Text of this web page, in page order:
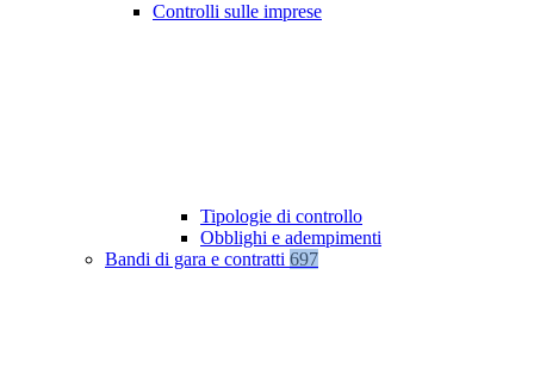
Controlli sulle imprese
Tipologie di controllo
Obblighi e adempimenti
Bandi di gara e contratti 697